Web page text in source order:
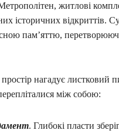
житлові
історичних відкриттів.
пам’яттю,
нагадує листковий
між собою:
. Глибокі пласти